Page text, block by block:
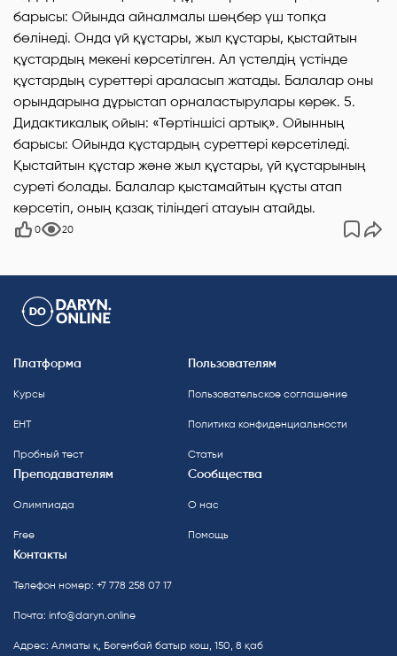
барысы: Ойында айналмалы шеңбер үш топқа
бөлінеді. Онда үй құстары, жыл құстары, қыстайтын
құстардың мекені көрсетілген. Ал үстелдің үстінде
құстардың суреттері араласып жатады. Балалар оны
орындарына дұрыстап орналастырулары керек. 5.
Дидактикалық ойын: «Төртіншісі артық». Ойынның
барысы: Ойында құстардың суреттері көрсетіледі.
Қыстайтын құстар және жыл құстары, үй құстарының
суреті болады. Балалар қыстамайтын құсты атап
көрсетіп, оның қазақ тіліндегі атауын атайды.
0 20
Платформа
Курсы
ЕНТ
Пробный тест
Пользователям
Пользовательское соглашение
Политика конфиденциальности
Статьи
Преподавателям
Олимпиада
Free
Сообщества
О нас
Помощь
Контакты
Телефон номер: +7 778 258 07 17
Почта: info@daryn.online
Адрес: Алматы қ, Бөгенбай батыр көш, 150, 8 қаб